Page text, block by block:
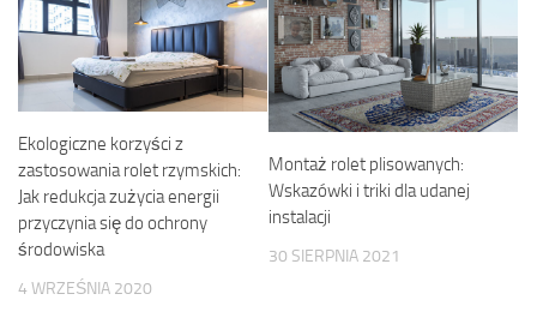
Ekologiczne korzyści z
zastosowania rolet rzymskich:
Jak redukcja zużycia energii
przyczynia się do ochrony
środowiska
4 WRZEŚNIA 2020
Montaż rolet plisowanych:
Wskazówki i triki dla udanej
instalacji
30 SIERPNIA 2021